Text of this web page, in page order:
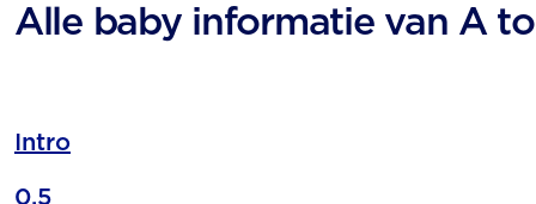
Alle baby informatie van A
Intro
0,5